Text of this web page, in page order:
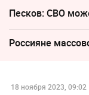
Песков: СВО
Россияне
18 ноября 2023, 09:02